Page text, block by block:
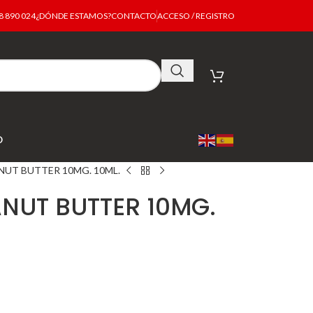
890 024¿DÓNDE ESTAMOS?CONTACTOACCESO / REGISTRO
BUTTER 10MG. 10ML.
BUTTER 10MG.